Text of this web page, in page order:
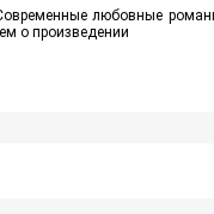
любовные
о произведении